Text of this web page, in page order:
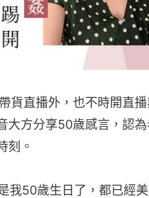
貨直播外，也不時開直
大方分享50歲感言，認
刻。
我50歲生日了，都已經